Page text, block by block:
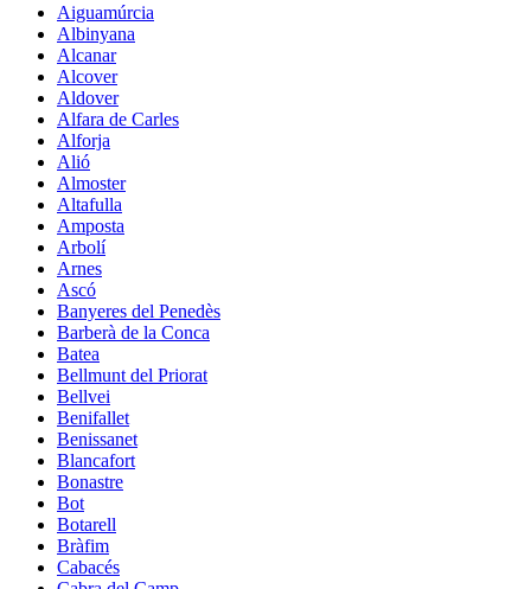
Aiguamúrcia
Albinyana
Alcanar
Alcover
Aldover
Alfara de Carles
Alforja
Alió
Almoster
Altafulla
Amposta
Arbolí
Arnes
Ascó
Banyeres del Penedès
Barberà de la Conca
Batea
Bellmunt del Priorat
Bellvei
Benifallet
Benissanet
Blancafort
Bonastre
Bot
Botarell
Bràfim
Cabacés